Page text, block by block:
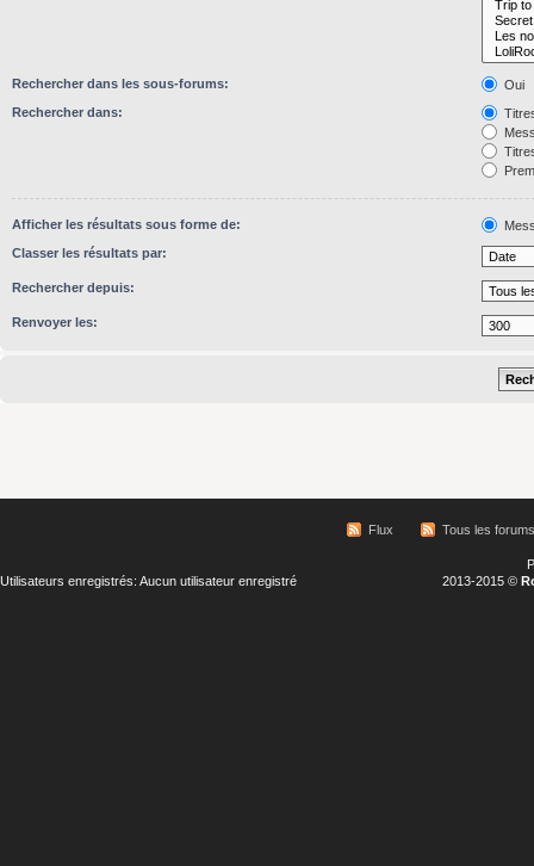
Rechercher dans les sous-forums:
Oui
Rechercher dans:
Afficher les résultats sous forme de:
Classer les résultats par:
Rechercher depuis:
Renvoyer les:
Flux Tous les forums
Utilisateurs enregistrés: Aucun utilisateur enregistré
2013-2015 ©